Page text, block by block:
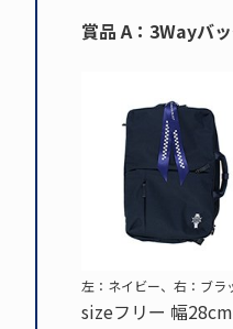
賞品 A：3Wayバ
左：ネイビー、右：ブラ
sizeフリー 幅